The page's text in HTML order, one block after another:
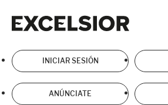
INICIAR SESIÓN
ANÚNCIATE